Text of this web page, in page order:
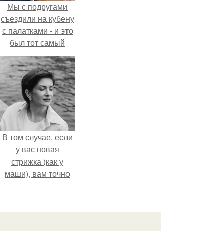
Мы с подругами
съездили на кубену
с палатками - и это
был тот самый
отдых, после
которого долго
смеёшься,
вспоминая каждую
мелочь!
В том случае, если
у вас новая
стрижка (как у
маши), вам точно